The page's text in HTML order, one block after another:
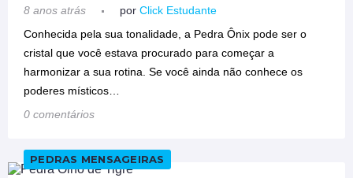
8 anos atrás por Click Estudante
Conhecida pela sua tonalidade, a Pedra Ônix pode ser o
cristal que você estava procurado para começar a
harmonizar a sua rotina. Se você ainda não conhece os
poderes místicos…
0 comentários
PEDRAS MENSAGEIRAS